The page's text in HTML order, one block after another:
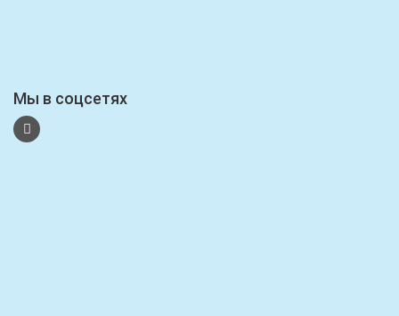
Мы в соцсетях